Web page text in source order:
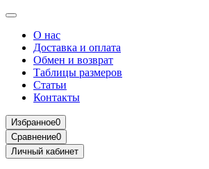
О нас
Доставка и оплата
Обмен и возврат
Таблицы размеров
Статьи
Контакты
Избранное0
Сравнение0
Личный кабинет